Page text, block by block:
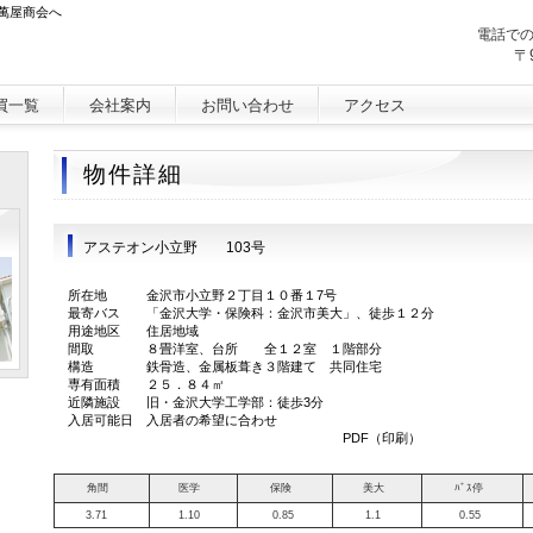
屋商会へ
電話で
〒
物件詳細
アステオン小立野 103号
所在地 金沢市小立野２丁目１０番１7号
最寄バス 「金沢大学・保険科：金沢市美大」、徒歩１２分
用途地区 住居地域
間取 ８畳洋室、台所 全１２室 １階部分
構造 鉄骨造、金属板葺き３階建て 共同住宅
専有面積 ２５．８４㎡
近隣施設 旧・金沢大学工学部：徒歩3分
入居可能日 入居者の希望に合わせ
PDF（印刷）
角間 医学 保険 美大 ﾊﾞｽ停
3.71 1.10 0.85 1.1 0.55
一覧 会社案内 お問い合わせ アクセス